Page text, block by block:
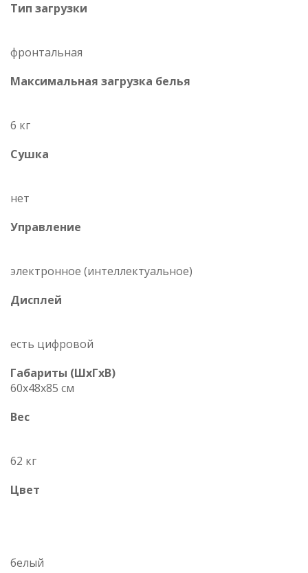
Тип загрузки
фронтальная
Максимальная загрузка белья
6 кг
Сушка
нет
Управление
электронное (интеллектуальное)
Дисплей
есть цифровой
Габариты (ШxГxВ)
60x48x85 см
Вес
62 кг
Цвет
белый